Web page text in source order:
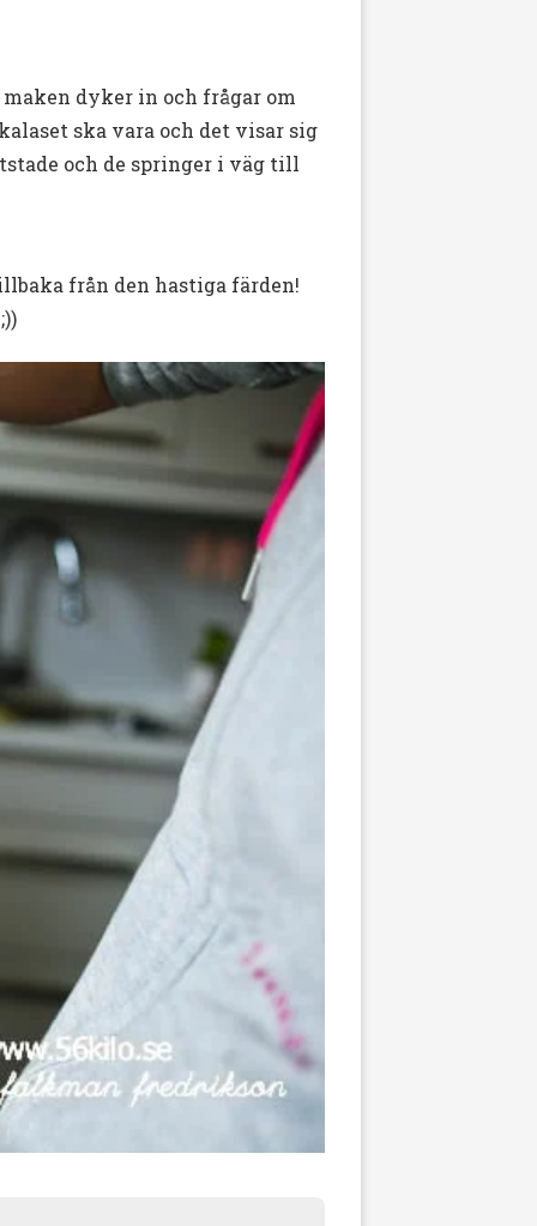
dyker in och frågar om
ska vara och det visar sig
och de springer i väg till
från den hastiga färden!